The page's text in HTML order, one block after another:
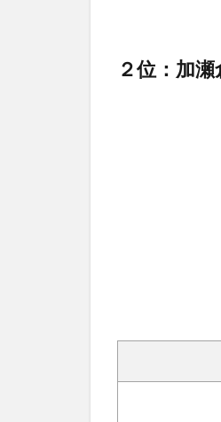
２位：加